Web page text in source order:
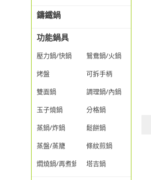
鑄鐵鍋
功能鍋具
壓力鍋/快鍋
鴛鴦鍋/火鍋
烤盤
可拆手柄
雙面鍋
調理鍋/內鍋
玉子燒鍋
分格鍋
蒸鍋/炸鍋
鬆餅鍋
蒸盤/蒸籠
條紋煎鍋
燜燒鍋/再煮鍋
塔吉鍋